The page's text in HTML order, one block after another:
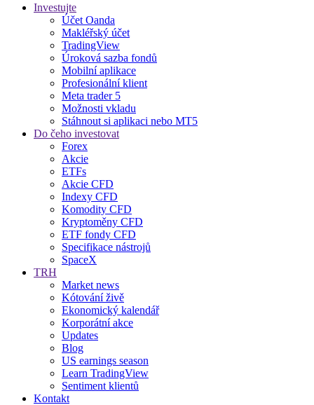
Investujte
Účet Oanda
Makléřský účet
TradingView
Úroková sazba fondů
Mobilní aplikace
Profesionální klient
Meta trader 5
Možnosti vkladu
Stáhnout si aplikaci nebo MT5
Do čeho investovat
Forex
Akcie
ETFs
Akcie CFD
Indexy CFD
Komodity CFD
Kryptoměny CFD
ETF fondy CFD
Specifikace nástrojů
SpaceX
TRH
Market news
Kótování živě
Ekonomický kalendář
Korporátní akce
Updates
Blog
US earnings season
Learn TradingView
Sentiment klientů
Kontakt